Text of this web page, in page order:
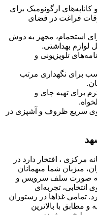
ارگونومیک برای
فراغت در فضای
استحمام، مجهز به دوش
لوازم بهداشتی.
تلویزیونی و
برای نگهداری مرتب
برای تهیه چای و
سریع ظروف و آشپزی در
مرکزی ، افتخار دارد در
میزبان شما میهمانان
به صورت سلف سرویس و
انتخابی، تجربه‌ای
تمامی غذاها در رستوران
و مطابق با بالاترین